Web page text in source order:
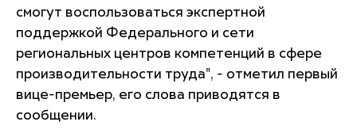
смогут воспользоваться экспертной
поддержкой Федерального и сети
региональных центров компетенций в сфере
производительности труда", - отметил первый
вице-премьер, его слова приводятся в
сообщении.